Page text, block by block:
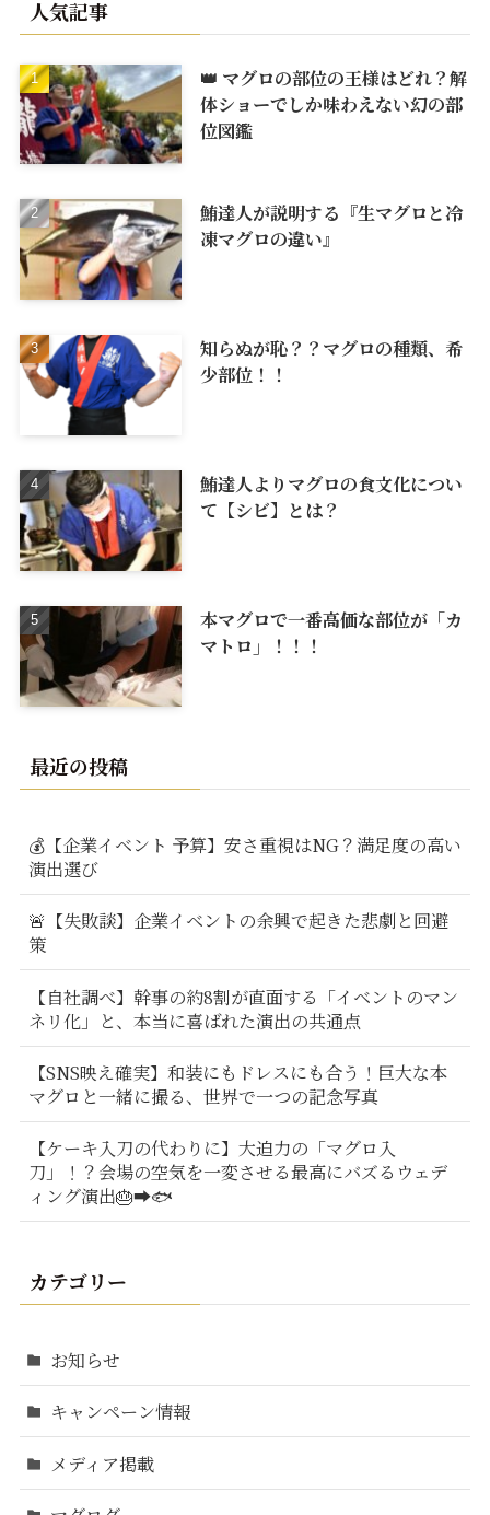
人気記事
👑 マグロの部位の王様はどれ？解
体ショーでしか味わえない幻の部
位図鑑
鮪達人が説明する『生マグロと冷
凍マグロの違い』
知らぬが恥？？マグロの種類、希
少部位！！
鮪達人よりマグロの食文化につい
て【シビ】とは？
本マグロで一番高価な部位が「カ
マトロ」！！！
最近の投稿
💰【企業イベント 予算】安さ重視はNG？満足度の高い
演出選び
🚨【失敗談】企業イベントの余興で起きた悲劇と回避
策
【自社調べ】幹事の約8割が直面する「イベントのマン
ネリ化」と、本当に喜ばれた演出の共通点
【SNS映え確実】和装にもドレスにも合う！巨大な本
マグロと一緒に撮る、世界で一つの記念写真
【ケーキ入刀の代わりに】大迫力の「マグロ入
刀」！？会場の空気を一変させる最高にバズるウェデ
ィング演出🎂➡️🐟
カテゴリー
お知らせ
キャンペーン情報
メディア掲載